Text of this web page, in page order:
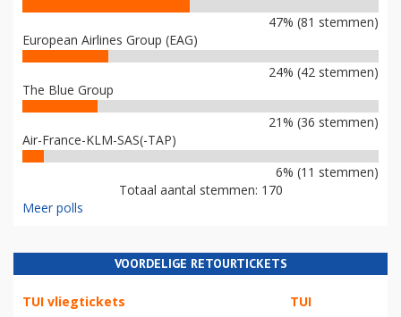
47% (81 stemmen)
European Airlines Group (EAG)
24% (42 stemmen)
The Blue Group
21% (36 stemmen)
Air-France-KLM-SAS(-TAP)
6% (11 stemmen)
Totaal aantal stemmen: 170
Meer polls
VOORDELIGE RETOURTICKETS
TUI vliegtickets TUI